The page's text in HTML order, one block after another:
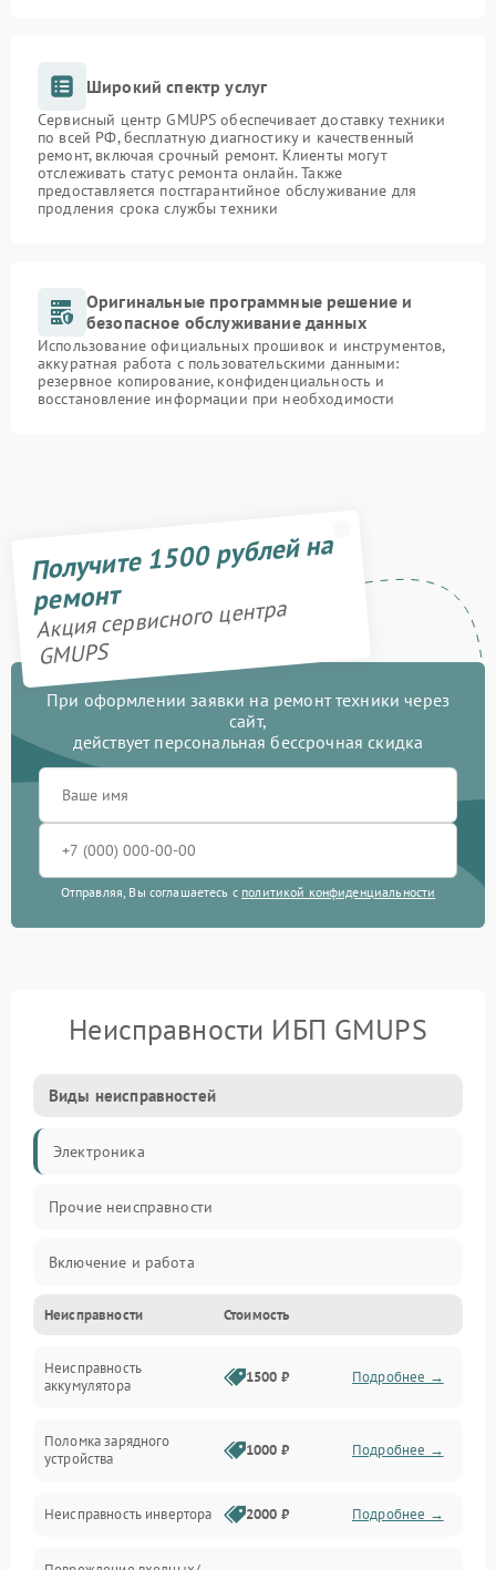
Широкий спектр услуг
Сервисный центр GMUPS обеспечивает доставку техники
по всей РФ, бесплатную диагностику и качественный
ремонт, включая срочный ремонт. Клиенты могут
отслеживать статус ремонта онлайн. Также
предоставляется постгарантийное обслуживание для
продления срока службы техники
Оригинальные программные решение и
безопасное обслуживание данных
Использование официальных прошивок и инструментов,
аккуратная работа с пользовательскими данными:
резервное копирование, конфиденциальность и
восстановление информации при необходимости
Получите 1500 рублей на
ремонт
Акция сервисного центра
GMUPS
При оформлении заявки на ремонт техники через
сайт,
действует персональная бессрочная скидка
Отправляя, Вы соглашаетесь с политикой конфиденциальности
Неисправности ИБП GMUPS
Виды неисправностей
Электроника
Прочие неисправности
Включение и работа
Работа с нагрузкой
Звук и индикация
Неисправности Стоимость
Неисправность
аккумулятора
1500 ₽ Подробнее →
Поломка зарядного
устройства
1000 ₽ Подробнее →
Неисправность инвертора 2000 ₽ Подробнее →